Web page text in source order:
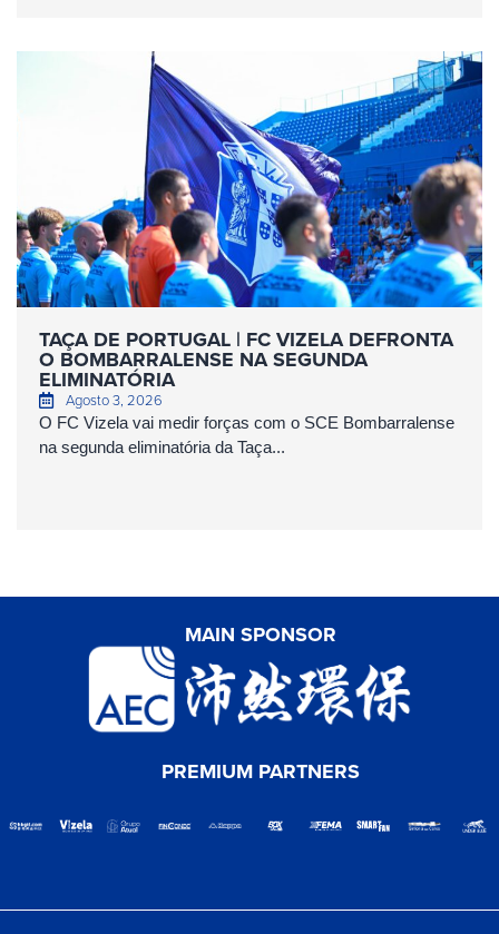
TAÇA DE PORTUGAL | FC VIZELA DEFRONTA
O BOMBARRALENSE NA SEGUNDA
ELIMINATÓRIA
Agosto 3, 2026
O FC Vizela vai medir forças com o SCE Bombarralense
na segunda eliminatória da Taça...
MAIN SPONSOR
PREMIUM PARTNERS